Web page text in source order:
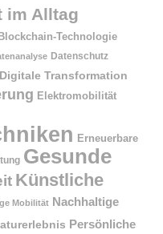
im Alltag
Blockchain-Technologie
Datenschutz
Digitale Transformation
Elektromobilität
Erneuerbare
Gesunde
Künstliche
Mobilität Nachhaltige
Persönliche